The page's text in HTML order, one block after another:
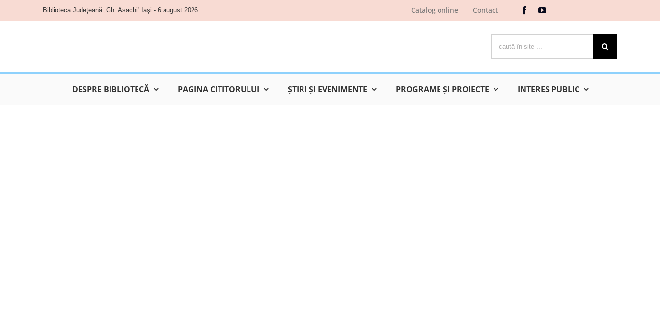
content
Biblioteca Judeţeană „Gh. Asachi” Iaşi - 6 august 2026 Catalog online Contact
DESPRE BIBLIOTECĂ PAGINA CITITORULUI ŞTIRI ŞI EVENIMENTE PROGRAME ŞI PROIECTE INTERES PUBLIC